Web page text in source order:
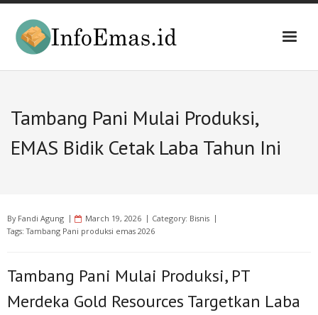
Skip
content
Tambang Pani Mulai Produksi,
EMAS Bidik Cetak Laba Tahun Ini
By Fandi Agung March 19, 2026 Category: Bisnis
Tags:Tambang Pani produksi emas 2026
Tambang Pani Mulai Produksi, PT
Merdeka Gold Resources Targetkan Laba